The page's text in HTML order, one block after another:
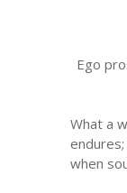
Ego
What a
when